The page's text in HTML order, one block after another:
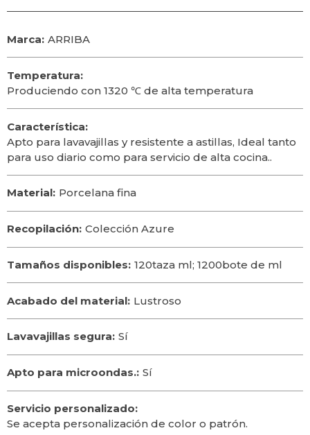
Marca: ARRIBA
Temperatura:
Produciendo con 1320 ℃ de alta temperatura
Característica:
Apto para lavavajillas y resistente a astillas, Ideal tanto
para uso diario como para servicio de alta cocina..
Material: Porcelana fina
Recopilación: Colección Azure
Tamaños disponibles: 120taza ml; 1200bote de ml
Acabado del material: Lustroso
Lavavajillas segura: Sí
Apto para microondas.: Sí
Servicio personalizado:
Se acepta personalización de color o patrón.